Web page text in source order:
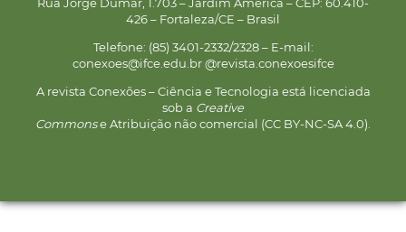
426 – Fortaleza/CE – Brasil
Telefone: (85) 3401-2332/2328 – E-mail:
conexoes@ifce.edu.br @revista.conexoesifce
A revista Conexões – Ciência e Tecnologia está licenciada
sob a Creative
Commonse Atribuição não comercial (CC BY-NC-SA 4.0).